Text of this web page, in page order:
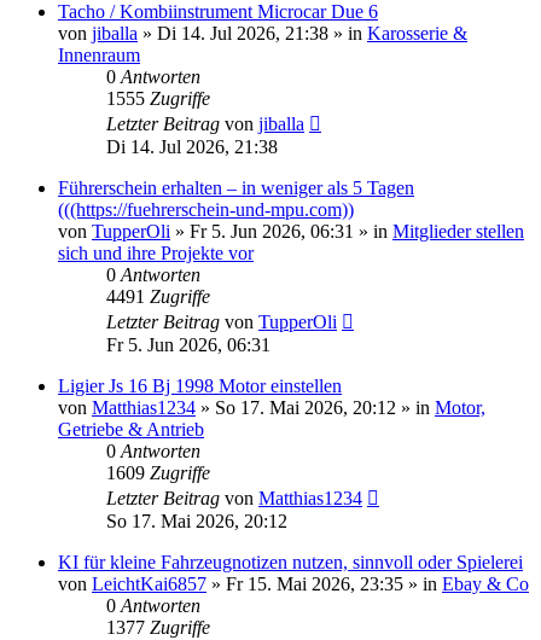
Tacho / Kombiinstrument Microcar Due 6
von jiballa » Di 14. Jul 2026, 21:38 » in Karosserie &
Innenraum
0Antworten
1555 Zugriffe
Letzter Beitrag von jiballa
Di 14. Jul 2026, 21:38
Führerschein erhalten – in weniger als 5 Tagen
(((https://fuehrerschein-und-mpu.com))
von TupperOli » Fr 5. Jun 2026, 06:31 » in Mitglieder stellen
sich und ihre Projekte vor
0Antworten
4491 Zugriffe
Letzter Beitrag von TupperOli
Fr 5. Jun 2026, 06:31
Ligier Js 16 Bj 1998 Motor einstellen
von Matthias1234 » So 17. Mai 2026, 20:12 » in Motor,
Getriebe & Antrieb
0Antworten
1609 Zugriffe
Letzter Beitrag von Matthias1234
So 17. Mai 2026, 20:12
KI für kleine Fahrzeugnotizen nutzen, sinnvoll oder Spielerei
von LeichtKai6857 » Fr 15. Mai 2026, 23:35 » in Ebay & Co
0Antworten
1377 Zugriffe